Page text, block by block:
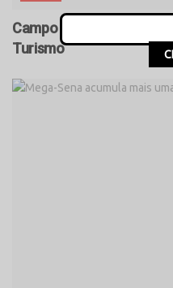
Campo Mourão é
Turismo